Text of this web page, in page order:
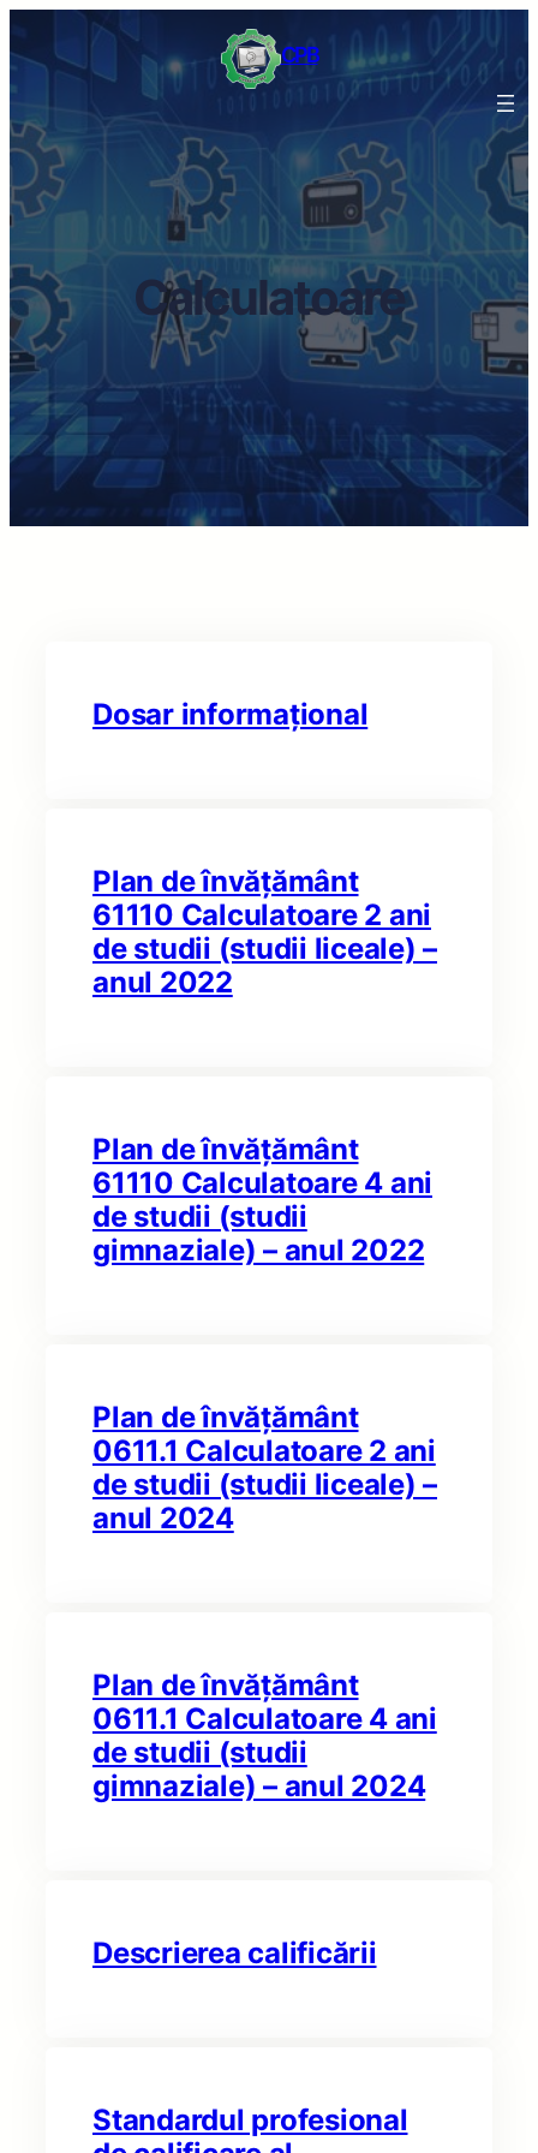
la
conținut
CPB
Calculatoare
Dosar informațional
Plan de învățământ
61110 Calculatoare 2 ani
de studii (studii liceale) –
anul 2022
Plan de învățământ
61110 Calculatoare 4 ani
de studii (studii
gimnaziale) – anul 2022
Plan de învățământ
0611.1 Calculatoare 2 ani
de studii (studii liceale) –
anul 2024
Plan de învățământ
0611.1 Calculatoare 4 ani
de studii (studii
gimnaziale) – anul 2024
Descrierea calificării
Standardul profesional